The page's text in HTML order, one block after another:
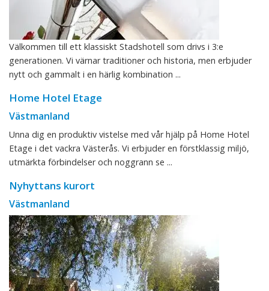
Välkommen till ett klassiskt Stadshotell som drivs i 3:e
generationen. Vi värnar traditioner och historia, men erbjuder
nytt och gammalt i en härlig kombination ...
Home Hotel Etage
Västmanland
Unna dig en produktiv vistelse med vår hjälp på Home Hotel
Etage i det vackra Västerås. Vi erbjuder en förstklassig miljö,
utmärkta förbindelser och noggrann se ...
Nyhyttans kurort
Västmanland